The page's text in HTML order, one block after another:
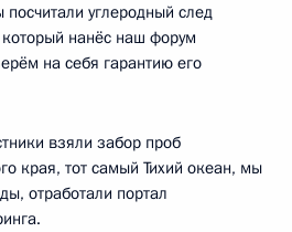
посчитали углеродный след
нанёс наш форум
на себя гарантию его
взяли забор проб
края, тот самый Тихий океан, мы
отработали портал